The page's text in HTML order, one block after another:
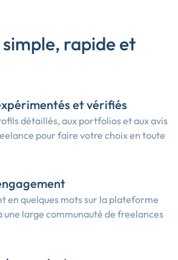
rapide et
et vérifiés
détaillés, aux portfolios et aux avis
pour faire votre choix en toute
en quelques mots sur la plateforme
une large communauté de freelances